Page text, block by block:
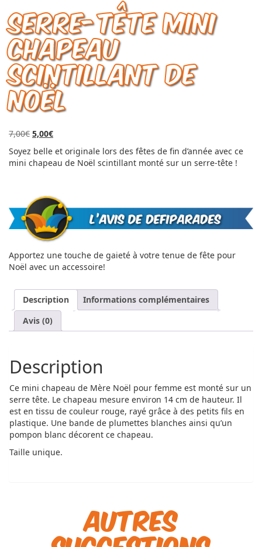
SERRE-TÊTE Mini
chapeau
scintillant de
Noël
7,00€ Le
initial
était :
5,00€Le
actuel
est :
Soyez belle et originale lors des fêtes de fin d’année avec ce
mini chapeau de Noël scintillant monté sur un serre-tête !
Apportez une touche de gaieté à votre tenue de fête pour
Noël avec un accessoire!
Description
Informations complémentaires
Avis (0)
Description
Ce mini chapeau de Mère Noël pour femme est monté sur un
serre tête. Le chapeau mesure environ 14 cm de hauteur. Il
est en tissu de couleur rouge, rayé grâce à des petits fils en
plastique. Une bande de plumettes blanches ainsi qu’un
pompon blanc décorent ce chapeau.
Taille unique.
Autres